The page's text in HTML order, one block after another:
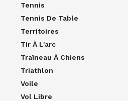
Tennis
Tennis De Table
Territoires
Tir À L'arc
Traîneau À Chiens
Triathlon
Voile
Vol Libre